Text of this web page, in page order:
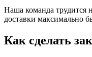
Наша команда трудится
доставки максимально
Как сделать